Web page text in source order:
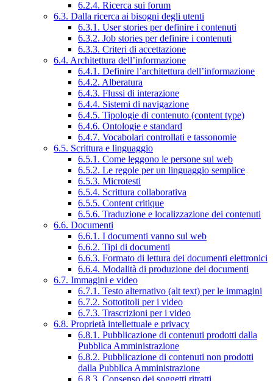
6.2.4. Ricerca sui forum
6.3. Dalla ricerca ai bisogni degli utenti
6.3.1. User stories per definire i contenuti
6.3.2. Job stories per definire i contenuti
6.3.3. Criteri di accettazione
6.4. Architettura dell’informazione
6.4.1. Definire l’architettura dell’informazione
6.4.2. Alberatura
6.4.3. Flussi di interazione
6.4.4. Sistemi di navigazione
6.4.5. Tipologie di contenuto (content type)
6.4.6. Ontologie e standard
6.4.7. Vocabolari controllati e tassonomie
6.5. Scrittura e linguaggio
6.5.1. Come leggono le persone sul web
6.5.2. Le regole per un linguaggio semplice
6.5.3. Microtesti
6.5.4. Scrittura collaborativa
6.5.5. Content critique
6.5.6. Traduzione e localizzazione dei contenuti
6.6. Documenti
6.6.1. I documenti vanno sul web
6.6.2. Tipi di documenti
6.6.3. Formato di lettura dei documenti elettronici
6.6.4. Modalità di produzione dei documenti
6.7. Immagini e video
6.7.1. Testo alternativo (alt text) per le immagini
6.7.2. Sottotitoli per i video
6.7.3. Trascrizioni per i video
6.8. Proprietà intellettuale e privacy
6.8.1. Pubblicazione di contenuti prodotti dalla
Pubblica Amministrazione
6.8.2. Pubblicazione di contenuti non prodotti
dalla Pubblica Amministrazione
6.8.3. Consenso dei soggetti ritratti